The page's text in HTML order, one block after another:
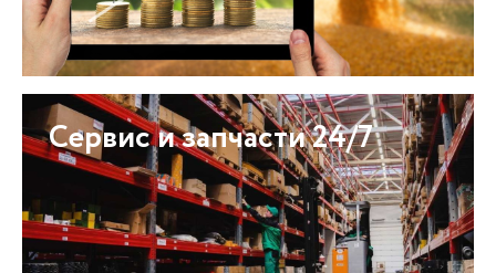
Сервис и запчасти 24/7